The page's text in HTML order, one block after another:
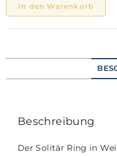
In den Warenkorb
Beschreibung
Der Solitär Ring in